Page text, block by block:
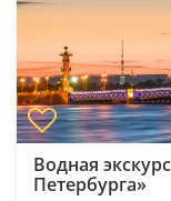
Водная
Петербурга»